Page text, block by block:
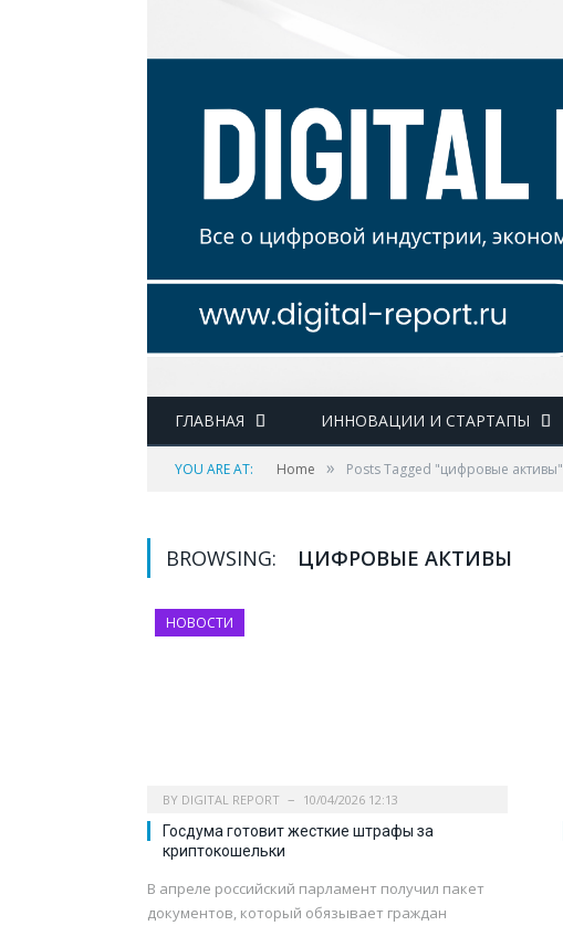
ГЛАВНАЯ ИННОВАЦИИ И СТАРТАПЫ
YOU ARE AT: Home » Posts Tagged "цифровые активы"
BROWSING: ЦИФРОВЫЕ АКТИВЫ
НОВОСТИ
BY DIGITAL REPORT 10/04/2026 12:13
Госдума готовит жесткие штрафы за
криптокошельки
В апреле российский парламент получил пакет
документов, который обязывает граждан